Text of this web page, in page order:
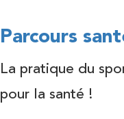
Parcours
La pratique du
pour la santé !